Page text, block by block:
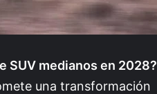
SUV medianos en 2028?
una transformación